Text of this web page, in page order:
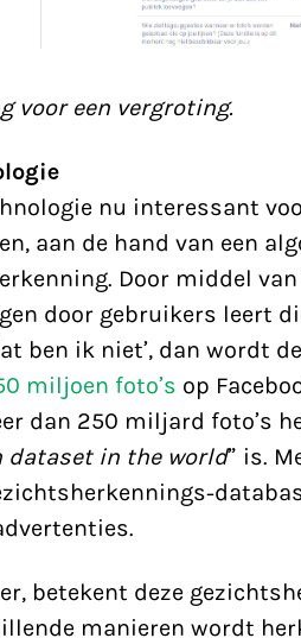
voor een vergroting.
nu interessant
aan de hand van een
Door middel
door gebruikers leert
dat ben ik niet’, dan
miljoen foto’s op
dan 250 miljard foto’s
dataset in the world” is.
betekent deze
manieren wordt